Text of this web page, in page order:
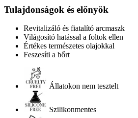
Tulajdonságok és előnyök
Revitalizáló és fiatalító arcmaszk
Világosító hatással a foltok ellen
Értékes természetes olajokkal
Feszesíti a bőrt
Állatokon nem tesztelt
Szilikonmentes